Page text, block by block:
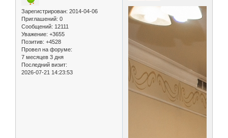
Зарегистрирован: 2014-04-06
Приглашений: 0
Сообщений: 12111
Уважение: +3655
Позитив: +4528
Провел на форуме:
7 месяцев 3 дня
Последний визит:
2026-07-21 14:23:53